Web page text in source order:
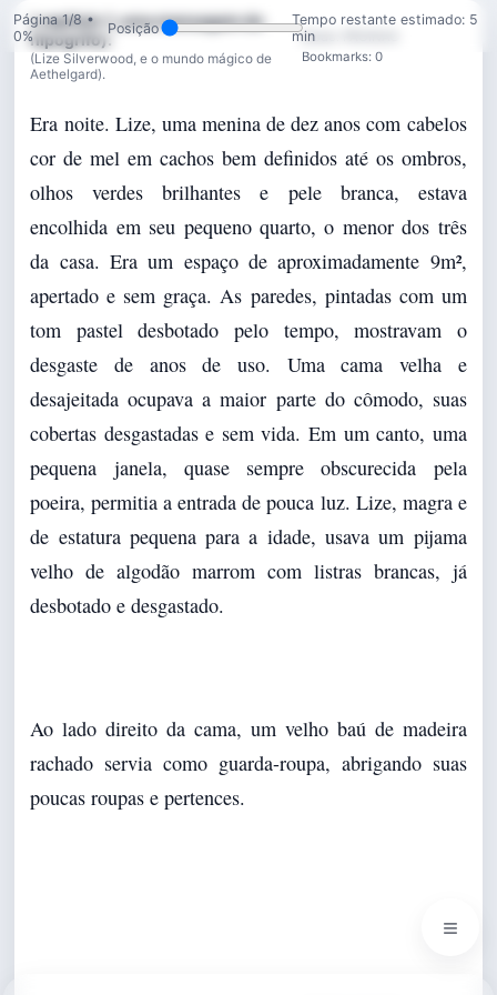
Página 1/8 •
0%
Posição
Tempo restante estimado: 5
min
≡
( capítulo 1, uma mensagem do
hipogrifo):
(Lize Silverwood, e o mundo mágico de
Aethelgard).
Modo: PÁGINAS
Bookmarks: 0
Era noite. Lize, uma menina de dez anos com cabelos
cor de mel em cachos bem definidos até os ombros,
olhos verdes brilhantes e pele branca, estava
encolhida em seu pequeno quarto, o menor dos três
da casa. Era um espaço de aproximadamente 9m²,
apertado e sem graça. As paredes, pintadas com um
tom pastel desbotado pelo tempo, mostravam o
desgaste de anos de uso. Uma cama velha e
desajeitada ocupava a maior parte do cômodo, suas
cobertas desgastadas e sem vida. Em um canto, uma
pequena janela, quase sempre obscurecida pela
poeira, permitia a entrada de pouca luz. Lize, magra e
de estatura pequena para a idade, usava um pijama
velho de algodão marrom com listras brancas, já
desbotado e desgastado.
Ao lado direito da cama, um velho baú de madeira
rachado servia como guarda-roupa, abrigando suas
poucas roupas e pertences.